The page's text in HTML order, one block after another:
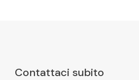
Contattaci subito